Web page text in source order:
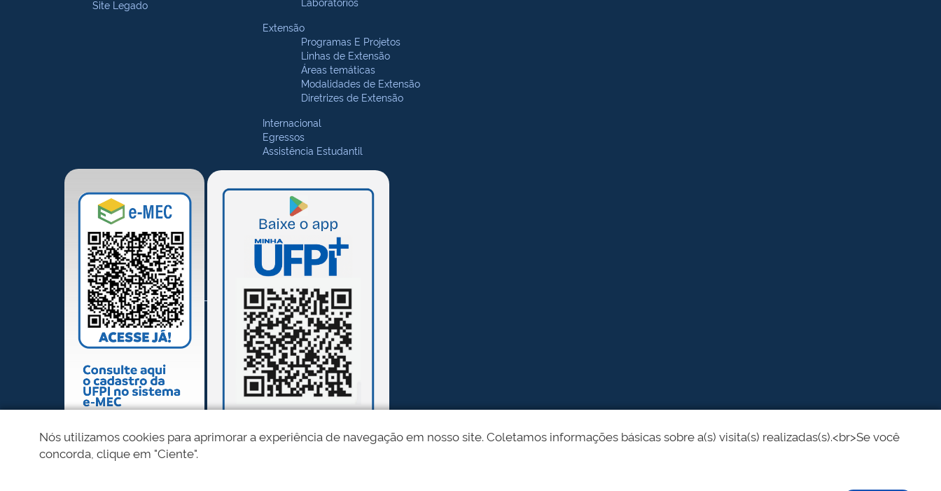
Site Legado
Extensão
Programas E Projetos
Linhas de Extensão
Áreas temáticas
Modalidades de Extensão
Diretrizes de Extensão
Internacional
Egressos
Assistência Estudantil
Nós utilizamos cookies para aprimorar a experiência de navegação em nosso site. Coletamos informações básicas sobre a(s) visita(s) realizadas(s).<br>Se você
concorda, clique em "Ciente".